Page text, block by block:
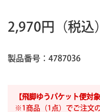
2,970円 （税込
製品番号：4787036
【飛脚ゆうパケット便対象
※1商品（1点）でご注文